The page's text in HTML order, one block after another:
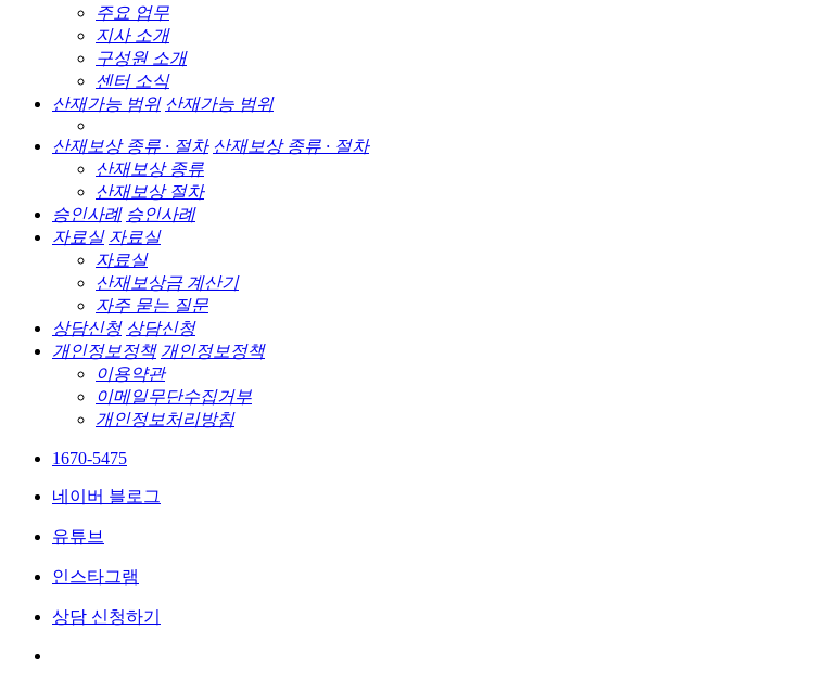
주요 업무
지사 소개
구성원 소개
센터 소식
산재가능 범위 산재가능 범위
산재보상 종류 · 절차 산재보상 종류 · 절차
산재보상 종류
산재보상 절차
승인사례 승인사례
자료실 자료실
자료실
산재보상금 계산기
자주 묻는 질문
상담신청 상담신청
개인정보정책 개인정보정책
이용약관
이메일무단수집거부
개인정보처리방침
1670-5475
네이버 블로그
유튜브
인스타그램
상담 신청하기